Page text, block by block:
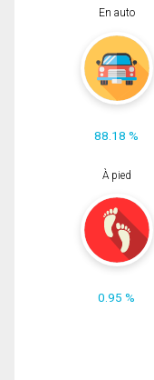
En auto
88.18 %
À pied
0.95 %